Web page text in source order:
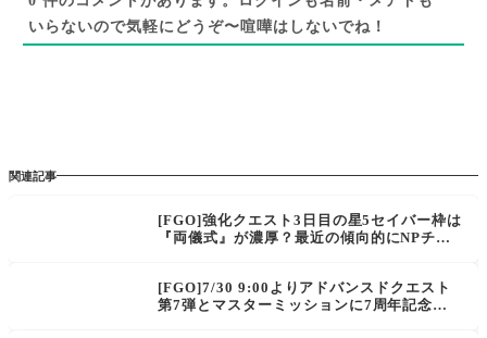
いらないので気軽にどうぞ〜喧嘩はしないでね！
関連記事
[FGO]強化クエスト3日目の星5セイバー枠は
『両儀式』が濃厚？最近の傾向的にNPチャ
[FGO]7/30 9:00よりアドバンスドクエスト
第7弾とマスターミッションに7周年記念礼